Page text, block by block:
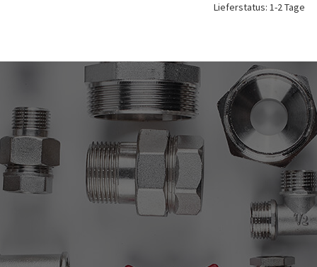
Lieferstatus: 1-2 Tage